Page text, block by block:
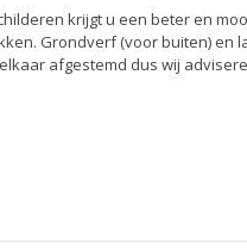
krijgt u een beter en
Grondverf (voor buiten) en
afgestemd dus wij